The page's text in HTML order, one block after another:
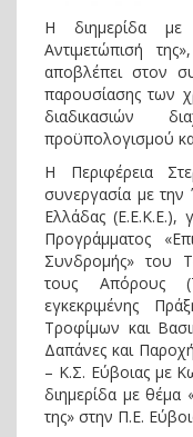
Η διημερίδα
Αντιμετώπισή
αποβλέπει στον
παρουσίασης των
διαδικασιών
προϋπολογισμού
Η Περιφέρεια
συνεργασία με
Ελλάδας (Ε.Ε.Κ.Ε.),
Προγράμματος
Συνδρομής» του
τους Απόρους
εγκεκριμένης
Τροφίμων και
Δαπάνες και
– Κ.Σ. Εύβοιας με
διημερίδα με θέμα
της» στην Π.Ε.